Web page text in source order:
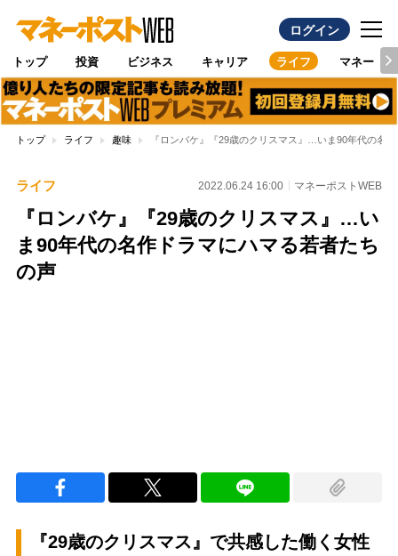
ログイン
トップ 投資 ビジネス キャリア ライフ マネー
トップ ライフ 趣味 『ロンバケ』『29歳のクリスマス』…いま90年代の名
ライフ 2022.06.24 16:00 マネーポストWEB
『ロンバケ』『29歳のクリスマス』…い
ま90年代の名作ドラマにハマる若者たち
の声
『29歳のクリスマス』で共感した働く女性